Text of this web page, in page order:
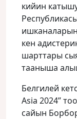
кийин
кен
шарттары
тааныша
Белгилей
Asia 2024”
сайын